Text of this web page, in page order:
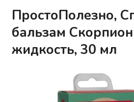
ПростоПолезно,
бальзам
жидкость, 30 мл